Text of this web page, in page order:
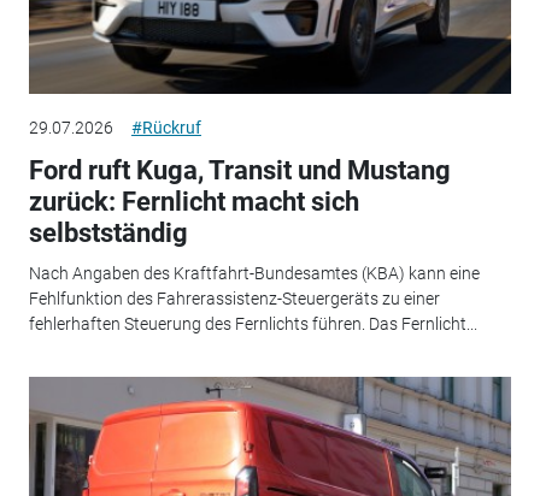
29.07.2026 #Rückruf
Ford ruft Kuga, Transit und Mustang
zurück: Fernlicht macht sich
selbstständig
Nach Angaben des Kraftfahrt-Bundesamtes (KBA) kann eine
Fehlfunktion des Fahrerassistenz-Steuergeräts zu einer
fehlerhaften Steuerung des Fernlichts führen. Das Fernlicht...